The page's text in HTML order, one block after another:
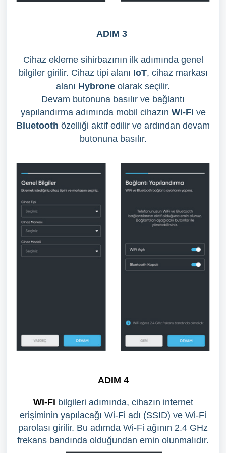
ADIM 3
Cihaz ekleme sihirbazının ilk adımında genel
bilgiler girilir. Cihaz tipi alanı IoT, cihaz markası
alanı Hybrone olarak seçilir.
Devam butonuna basılır ve bağlantı
yapılandırma adımında mobil cihazın Wi-Fi ve
Bluetooth özelliği aktif edilir ve ardından devam
butonuna basılır.
ADIM 4
Wi-Fi bilgileri adımında, cihazın internet
erişiminin yapılacağı Wi-Fi adı (SSID) ve Wi-Fi
parolası girilir. Bu adımda Wi-Fi ağının 2.4 GHz
frekans bandında olduğundan emin olunmalıdır.